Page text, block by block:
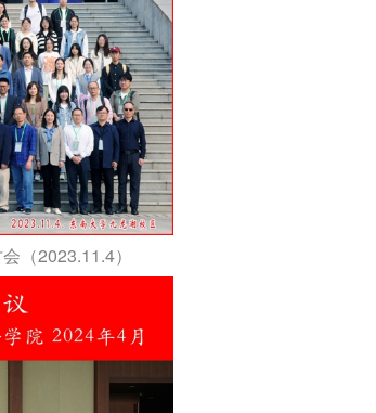
（2023.11.4）